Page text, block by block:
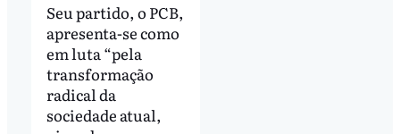
Seu partido, o PCB,
apresenta-se como
em luta “pela
transformação
radical da
sociedade atual,